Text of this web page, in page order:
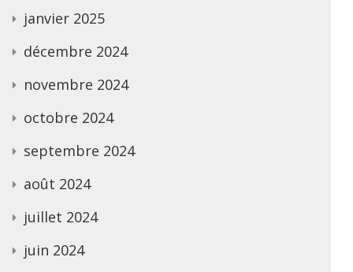
janvier 2025
décembre 2024
novembre 2024
octobre 2024
septembre 2024
août 2024
juillet 2024
juin 2024